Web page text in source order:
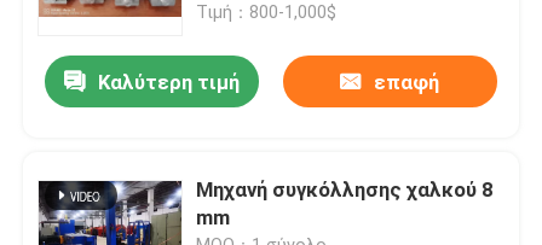
Τιμή：800-1,000$
Καλύτερη τιμή επαφή
Μηχανή συγκόλλησης χαλκού 8
mm